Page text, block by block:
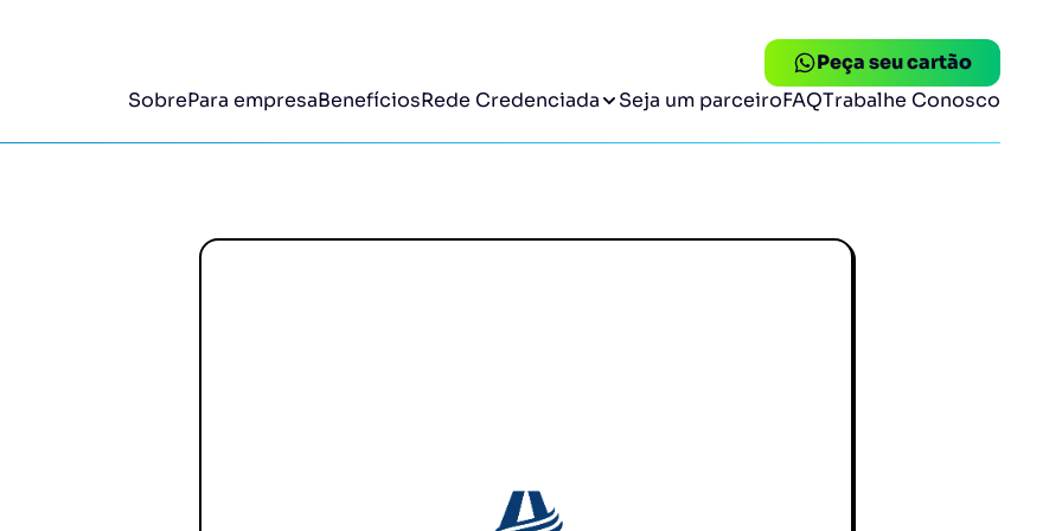
Peça seu cartão
SobrePara empresaBenefíciosRede Credenciada
Sakana Sorveteria Suassuna Temaki Sushi
Seja um parceiroFAQTrabalhe Conosco